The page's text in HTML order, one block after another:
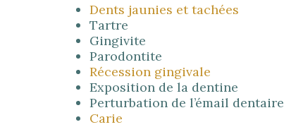
Dents jaunies et tachées
Tartre
Gingivite
Parodontite
Récession gingivale
Exposition de la dentine
Perturbation de l’émail dentaire
Carie